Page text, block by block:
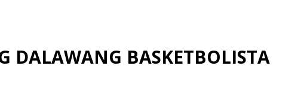
DALAWANG BASKETBOLISTA